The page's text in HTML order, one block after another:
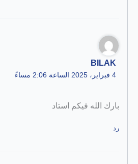
BILAK
4 فبراير، 2025 الساعة 2:06 مساءً
بارك الله فيكم استاد
رد